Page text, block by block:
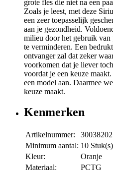
grote fles die niet na een
Zoals je leest, met deze
een zeer toepasselijk
aan je gezondheid.
milieu door het gebruik van
te verminderen. Een
ontvanger zal dat zeker
voorkomen dat je liever
voordat je een keuze
een model aan. Daarmee
keuze maakt.
Kenmerken
Artikelnummer:
30038202
Minimum aantal: 10 Stuk(s)
Kleur:
Oranje
Materiaal:
PCTG